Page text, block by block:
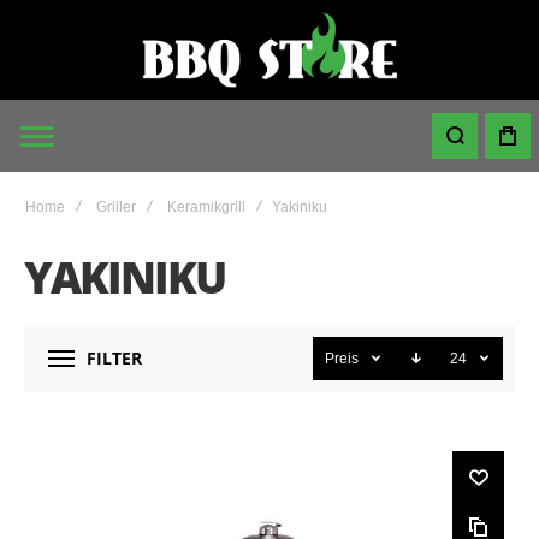
Home Griller Keramikgrill Yakiniku
YAKINIKU
FILTER Preis 24